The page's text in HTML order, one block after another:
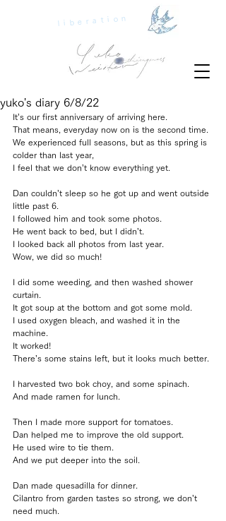
liberation
yuko's diary 6/8/22
It’s our first anniversary of arriving here.
That means, everyday now on is the second time.
We experienced full seasons, but as this spring is
colder than last year,
I feel that we don’t know everything yet.
Dan couldn’t sleep so he got up and went outside
little past 6.
I followed him and took some photos.
He went back to bed, but I didn’t.
I looked back all photos from last year.
Wow, we did so much!
I did some weeding, and then washed shower
curtain.
It got soup at the bottom and got some mold.
I used oxygen bleach, and washed it in the
machine.
It worked!
There’s some stains left, but it looks much better.
I harvested two bok choy, and some spinach.
And made ramen for lunch.
Then I made more support for tomatoes.
Dan helped me to improve the old support.
He used wire to tie them.
And we put deeper into the soil.
Dan made quesadilla for dinner.
Cilantro from garden tastes so strong, we don’t
need much.